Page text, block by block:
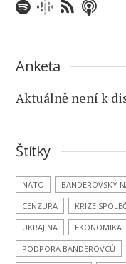
Anketa
Aktuálně není k
Štítky
NATO BANDEROVSKÝ
CENZURA
KRIZE
UKRAJINA
EKONOMIKA
PODPORA BANDEROVCŮ